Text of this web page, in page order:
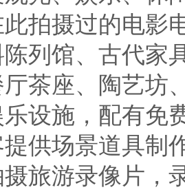
拍摄过的电影
列馆、古代家
茶座、陶艺坊
设施，配有免
供场景道具制
摄旅游录像片，